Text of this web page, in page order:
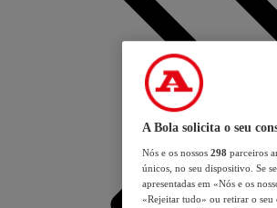
A Bola solicita o seu
Nós e os nossos 298 parceiros
únicos, no seu dispositivo. Se
apresentadas em «Nós e os
«Rejeitar tudo» ou retirar o seu